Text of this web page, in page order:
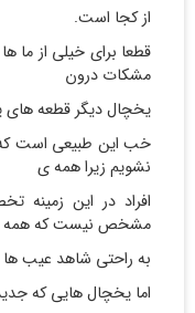
از کجا است.
قطعا برای خیلی از ما
مشکات درون
یخچال دیگر قطعه
خب این طبیعی است
نشویم زیرا همه ی
افراد در این
مشخص نیست که همه
به راحتی شاهد عیب ها
اما یخچال هایی که